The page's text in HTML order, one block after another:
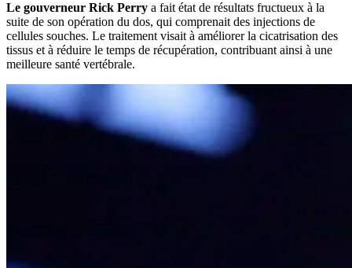
Le gouverneur Rick Perry a fait état de résultats fructueux à la
suite de son opération du dos, qui comprenait des injections de
cellules souches. Le traitement visait à améliorer la cicatrisation des
tissus et à réduire le temps de récupération, contribuant ainsi à une
meilleure santé vertébrale.